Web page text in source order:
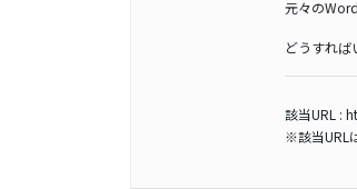
元々の
どうすれば
該当URL :
※該当URL